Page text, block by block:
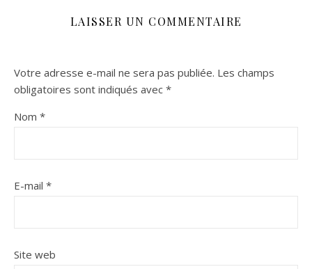
LAISSER UN COMMENTAIRE
Votre adresse e-mail ne sera pas publiée. Les champs
obligatoires sont indiqués avec *
Nom *
E-mail *
Site web